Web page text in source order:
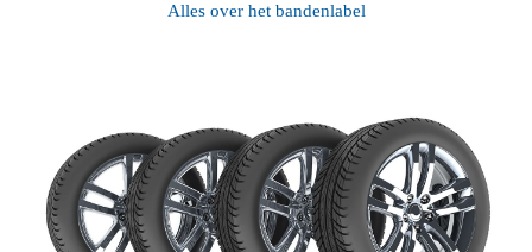
Alles over het bandenlabel